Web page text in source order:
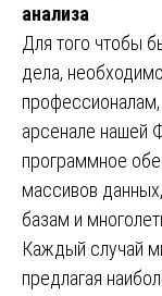
анализа
Для того чтобы
дела,
арсенале нашей
программное
массивов
базам и
Каждый случай
предлагая